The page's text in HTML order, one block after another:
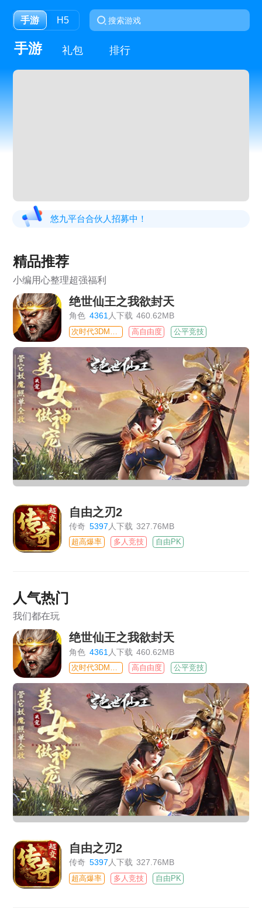
手游 H5
手游 礼包 排行
悠九平台合伙人招募中！
精品推荐
小编用心整理超强福利
绝世仙王之我欲封天
角色 4361人下载 460.62MB
高自由度 公平竞技
自由之刃2
传奇 5397 人下载 327.76MB
超高爆率 多人竞技 自由PK
人气热门
我们都在玩
绝世仙王之我欲封天
角色 4361 人下载 460.62MB
高自由度 公平竞技
自由之刃2
传奇 5397人下载 327.76MB
超高爆率 多人竞技 自由PK